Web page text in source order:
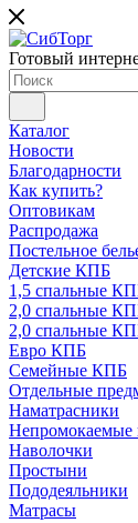
Готовый
Каталог
Новости
Благодарности
Как купить?
Оптовикам
Распродажа
Постельное
Детские КПБ
1,5 спальные
2,0 спальные
2,0 спальные
Евро КПБ
Семейные КПБ
Отдельные
Наматрасники
Непромокаемые
Наволочки
Простыни
Пододеяльники
Матрасы